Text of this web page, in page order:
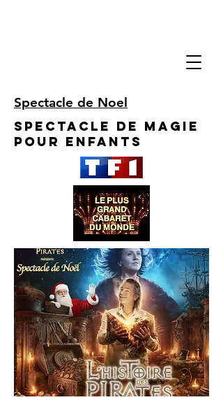
Spectacle de Noel
Spectacle de Magie
pour enfants